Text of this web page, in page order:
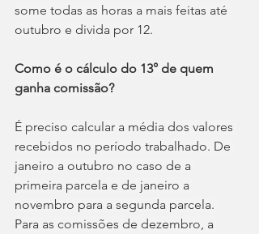
some todas as horas a mais feitas até
outubro e divida por 12.
Como é o cálculo do 13° de quem
ganha comissão?
É preciso calcular a média dos valores
recebidos no período trabalhado. De
janeiro a outubro no caso de a
primeira parcela e de janeiro a
novembro para a segunda parcela.
Para as comissões de dezembro, a